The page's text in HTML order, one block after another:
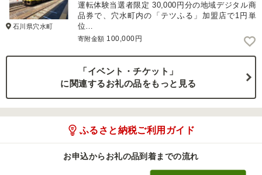
石川県穴水町
運転体験当選者限定 30,000円分の地域デジタル商
品券で、穴水町内の「テツふる」加盟店で1円単
位…
寄附金額 100,000円
「イベント・チケット」
に関連するお礼の品をもっと見る
ふるさと納税ご利用ガイド
お申込からお礼の品到着までの流れ